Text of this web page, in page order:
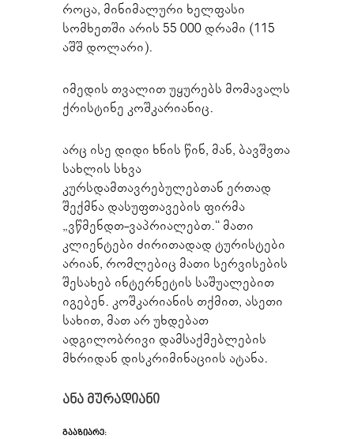
როცა, მინიმალური ხელფასი
სომხეთში არის 55 000 დრამი (115
აშშ დოლარი).
იმედის თვალით უყურებს მომავალს
ქრისტინე კოშკარიანიც.
არც ისე დიდი ხნის წინ, მან, ბავშვთა
სახლის სხვა
კურსდამთავრებულებთან ერთად
შექმნა დასუფთავების ფირმა
„ვწმენდთ-ვაპრიალებთ.“ მათი
კლიენტები ძირითადად ტურისტები
არიან, რომლებიც მათი სერვისების
შესახებ ინტერნეტის საშუალებით
იგებენ. კოშკარიანის თქმით, ასეთი
სახით, მათ არ უხდებათ
ადგილობრივი დამსაქმებლების
მხრიდან დისკრიმინაციის ატანა.
ანა მურადიანი
ᲒᲐᲐᲖᲘᲐᲠᲔ: